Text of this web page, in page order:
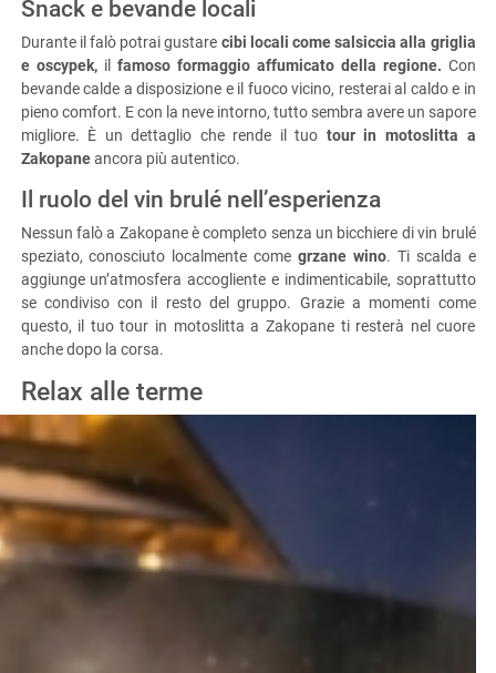
Snack e bevande locali
Durante il falò potrai gustare cibi locali come salsiccia alla griglia
e oscypek, il famoso formaggio affumicato della regione. Con
bevande calde a disposizione e il fuoco vicino, resterai al caldo e in
pieno comfort. E con la neve intorno, tutto sembra avere un sapore
migliore. È un dettaglio che rende il tuo tour in motoslitta a
Zakopaneancora più autentico.
Il ruolo del vin brulé nell’esperienza
Nessun falò a Zakopane è completo senza un bicchiere di vin brulé
speziato, conosciuto localmente come grzane wino. Ti scalda e
aggiunge un’atmosfera accogliente e indimenticabile, soprattutto
se condiviso con il resto del gruppo. Grazie a momenti come
questo, il tuo tour in motoslitta a Zakopane ti resterà nel cuore
anche dopo la corsa.
Relax alle terme